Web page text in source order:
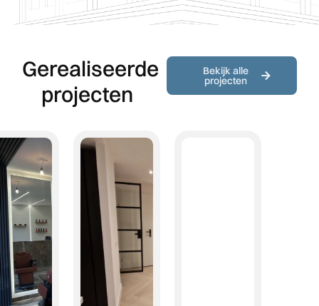
Gerealiseerde
projecten
Bekijk alle
projecten